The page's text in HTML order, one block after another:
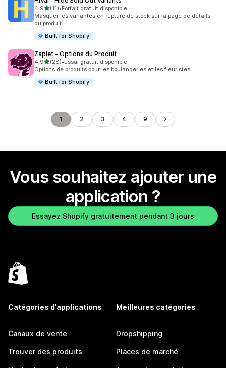
4,9étoile(s) sur 5
(11)
11 avis au total
•Forfait gratuit disponible
Masquer les variantes en rupture de stock sur la page de détails
du produit
Built for Shopify
Zapiet ‑ Options du Produit
4,9étoile(s) sur 5
(28)
28 avis au total
•Essai gratuit disponible
Options de produits pour les boulangeries et les fleuristes
Built for Shopify
1 2 3 4 9
Vous souhaitez ajouter une
application ?
Essayez Shopify gratuitement pendant 3 jours
Catégories d’applications
Canaux de vente
Trouver des produits
Meilleures catégories
Dropshipping
Places de marché